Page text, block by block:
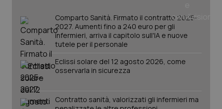
Comparto Sanità. Firmato il contratto 2025-
2027. Aumenti fino a 240 euro per gli
infermieri, arriva il capitolo sull'IA e nuove
tutele per il personale
Eclissi solare del 12 agosto 2026, come
osservarla in sicurezza
Contratto sanità, valorizzati gli infermieri ma
www.quotidianosanita.it